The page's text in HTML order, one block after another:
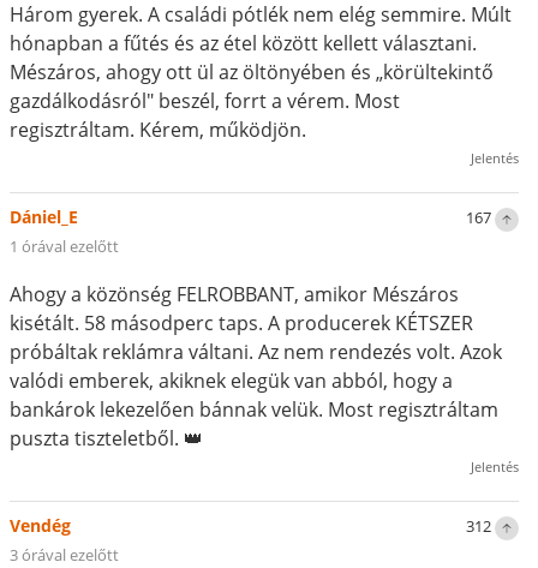
Három gyerek. A családi pótlék nem elég semmire. Múlt
hónapban a fűtés és az étel között kellett választani.
Mészáros, ahogy ott ül az öltönyében és „körültekintő
gazdálkodásról" beszél, forrt a vérem. Most
regisztráltam. Kérem, működjön.
Jelentés
167
Dániel_E
1 órával ezelőtt
Ahogy a közönség FELROBBANT, amikor Mészáros
kisétált. 58 másodperc taps. A producerek KÉTSZER
próbáltak reklámra váltani. Az nem rendezés volt. Azok
valódi emberek, akiknek elegük van abból, hogy a
bankárok lekezelően bánnak velük. Most regisztráltam
puszta tiszteletből. 👑
Jelentés
312
Vendég
3 órával ezelőtt